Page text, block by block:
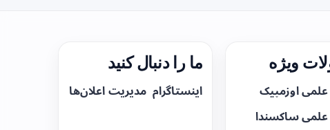
ویژه
علمی اوزمپیک
علمی ساکسندا
ما را دنبال کنید
اینستاگرام مدیریت اعلان‌ها